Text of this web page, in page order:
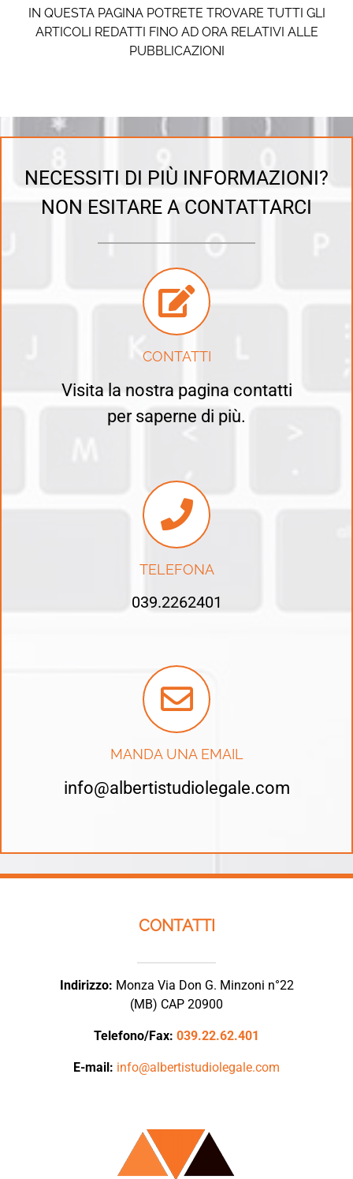
IN QUESTA PAGINA POTRETE TROVARE TUTTI GLI
ARTICOLI REDATTI FINO AD ORA RELATIVI ALLE
PUBBLICAZIONI
NECESSITI DI PIÙ INFORMAZIONI?
NON ESITARE A CONTATTARCI
CONTATTI
Visita la nostra pagina contatti
per saperne di più.
TELEFONA
039.2262401
MANDA UNA EMAIL
info@albertistudiolegale.com
CONTATTI
Indirizzo: Monza Via Don G. Minzoni n°22
(MB) CAP 20900
Telefono/Fax: 039.22.62.401
E-mail: info@albertistudiolegale.com